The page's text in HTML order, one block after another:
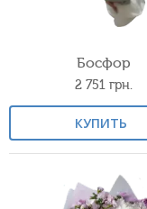
Босфор
2 751 грн.
КУПИТЬ